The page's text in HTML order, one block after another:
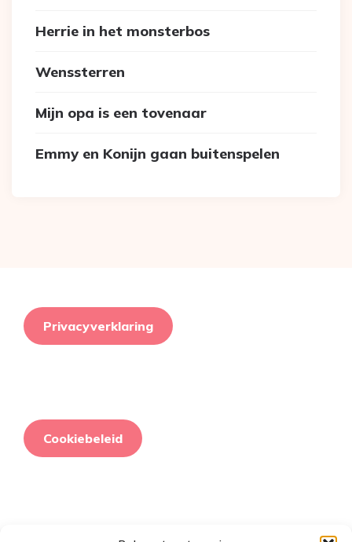
Herrie in het monsterbos
Wenssterren
Mijn opa is een tovenaar
Emmy en Konijn gaan buitenspelen
Privacyverklaring
Cookiebeleid